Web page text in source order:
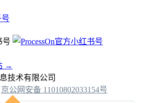
→
技术有限公司
京公网安备 11010802033154号